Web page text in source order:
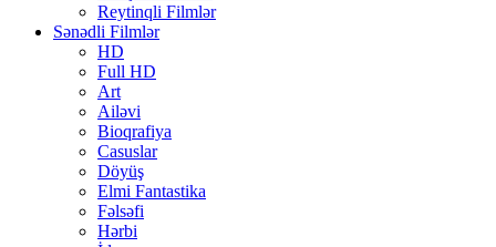
Reytinqli Filmlər
Sənədli Filmlər
HD
Full HD
Art
Ailəvi
Bioqrafiya
Casuslar
Döyüş
Elmi Fantastika
Fəlsəfi
Hərbi